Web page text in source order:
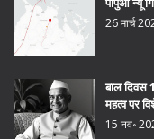
26 मार्च
बाल दिवस
महत्व पर
15 नव॰